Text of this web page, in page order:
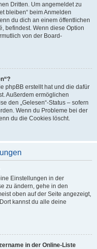
Dritten. Um angemeldet zu
bleiben“ beim Anmelden
du dich an einem öffentlichen
befindest. Wenn diese Option
von der Board-
phpBB erstellt hat und die dafür
Außerdem ermöglichen
den „Gelesen“-Status – sofern
Wenn du Probleme bei der
du die Cookies löscht.
Einstellungen in der
zu ändern, gehe in den
oben auf der Seite angezeigt,
kannst du alle deine
in der Online-Liste